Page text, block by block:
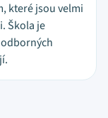
které jsou velmi
Škola je